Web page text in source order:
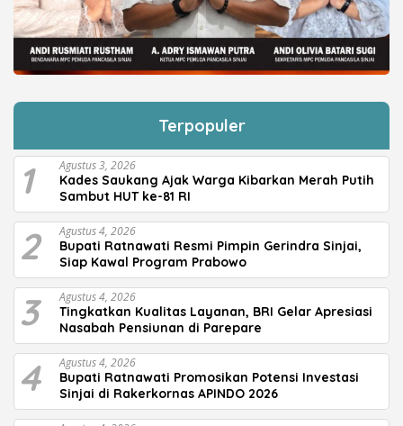
Terpopuler
1 Agustus 3, 2026
Kades Saukang Ajak Warga Kibarkan Merah Putih
Sambut HUT ke-81 RI
2 Agustus 4, 2026
Bupati Ratnawati Resmi Pimpin Gerindra Sinjai,
Siap Kawal Program Prabowo
3 Agustus 4, 2026
Tingkatkan Kualitas Layanan, BRI Gelar Apresiasi
Nasabah Pensiunan di Parepare
4 Agustus 4, 2026
Bupati Ratnawati Promosikan Potensi Investasi
Sinjai di Rakerkornas APINDO 2026